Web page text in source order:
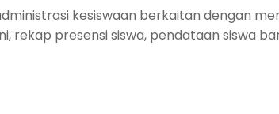
kesiswaan berkaitan dengan
rekap presensi siswa, pendataan siswa